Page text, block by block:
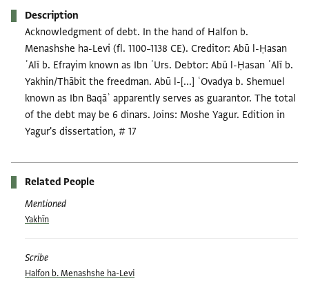
Description
Acknowledgment of debt. In the hand of Halfon b.
Menashshe ha-Levi (fl. 1100–1138 CE). Creditor: Abū l-Ḥasan
ʿAlī b. Efrayim known as Ibn ʿUrs. Debtor: Abū l-Ḥasan ʿAlī b.
Yakhin/Thābit the freedman. Abū l-[...] ʿOvadya b. Shemuel
known as Ibn Baqāʾ apparently serves as guarantor. The total
of the debt may be 6 dinars. Joins: Moshe Yagur. Edition in
Yagur's dissertation, # 17
Related People
Mentioned
Yakhīn
Scribe
Ḥalfon b. Menashshe ha-Levi